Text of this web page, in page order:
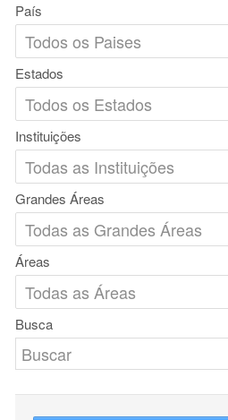
País
Estados
Instituições
Grandes Áreas
Áreas
Busca